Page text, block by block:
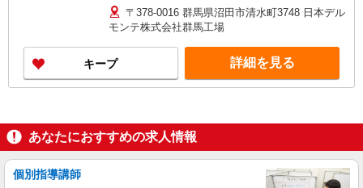
社1年目 月給209,230円＋時間外・深夜作業等手当
91,500円 ⇒ 支給額 300,730円
〒378-0016 群馬県沼田市清水町3748 日本デル
モンテ株式会社群馬工場
キープ 詳細を見る
あなたにおすすめの求人情報
個別指導講師